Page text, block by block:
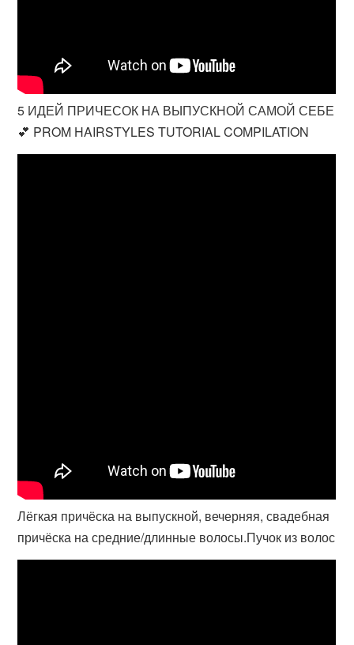
5 ИДЕЙ ПРИЧЕСОК НА ВЫПУСКНОЙ САМОЙ СЕБЕ
💕 PROM HAIRSTYLES TUTORIAL COMPILATION
Лёгкая причёска на выпускной, вечерняя, свадебная
причёска на средние/длинные волосы.Пучок из волос